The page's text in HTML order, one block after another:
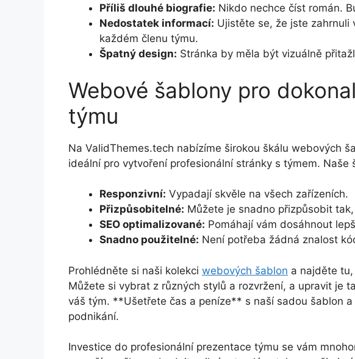
Příliš dlouhé biografie: Nikdo nechce číst román.
Nedostatek informací: Ujistěte se, že jste zahrnuli
každém členu týmu.
Špatný design: Stránka by měla být vizuálně
Webové šablony pro
týmu
Na ValidThemes.tech nabízíme širokou škálu webových
ideální pro vytvoření profesionální stránky s týmem. Naše
Responzivní: Vypadají skvěle na všech zařízeních.
Přizpůsobitelné: Můžete je snadno přizpůsobit
SEO optimalizované: Pomáhají vám dosáhnout
Snadno použitelné: Není potřeba žádná znalost
Prohlédněte si naši kolekci webových šablon a najděte
Můžete si vybrat z různých stylů a rozvržení, a upravit je
váš tým. **Ušetřete čas a peníze** s naší sadou šablon
podnikání.
Investice do profesionální prezentace týmu se vám